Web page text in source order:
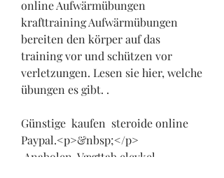
online Aufwärmübungen
krafttraining Aufwärmübungen
bereiten den körper auf das
training vor und schützen vor
verletzungen. Lesen sie hier, welche
übungen es gibt. .
Günstige  kaufen  steroide online
Paypal.<p>&nbsp;</p>